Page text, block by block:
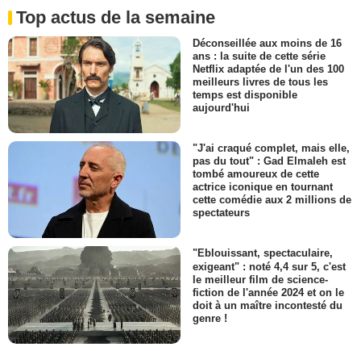
Top actus de la semaine
Déconseillée aux moins de 16
ans : la suite de cette série
Netflix adaptée de l'un des 100
meilleurs livres de tous les
temps est disponible
aujourd'hui
"J'ai craqué complet, mais elle,
pas du tout" : Gad Elmaleh est
tombé amoureux de cette
actrice iconique en tournant
cette comédie aux 2 millions de
spectateurs
"Eblouissant, spectaculaire,
exigeant" : noté 4,4 sur 5, c'est
le meilleur film de science-
fiction de l'année 2024 et on le
doit à un maître incontesté du
genre !